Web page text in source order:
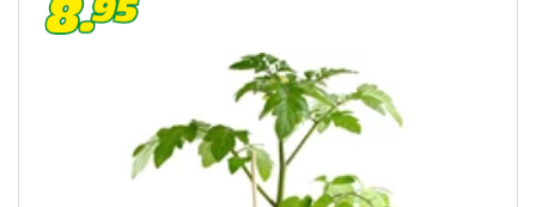
récolter la rhubarbe
Gazon en rouleau